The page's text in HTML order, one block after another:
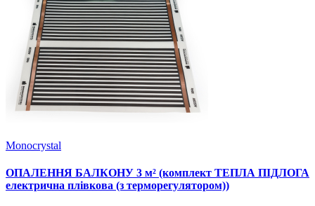
Monocrystal
ОПАЛЕННЯ БАЛКОНУ 3 м² (комплект ТЕПЛА ПІДЛОГА
електрична плівкова (з терморегулятором))